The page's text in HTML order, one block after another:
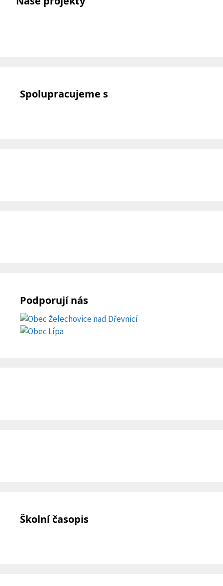
Spolupracujeme s
Podporují nás
Školní časopis